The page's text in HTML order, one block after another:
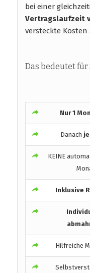
bei einer
Vertragslaufzeit
versteckte
Das bedeutet für
Nur 1
Danach
KEINE
Inklusive
Hilfreiche